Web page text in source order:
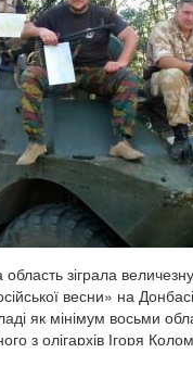
область зіграла
весни» на
як мінімум восьми
з олігархів Ігоря